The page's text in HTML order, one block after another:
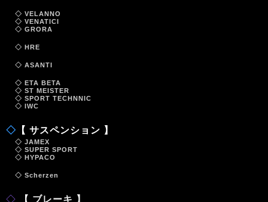
◇ VELANNO
◇ VENATICI
◇ GRORA
◇ HRE
◇ ASANTI
◇ ETA BETA
◇ ST MEISTER
◇ SPORT TECHNNIC
◇ IWC
◇ 【 サスペンション 】
◇ JAMEX
◇ SUPER SPORT
◇ HYPACO
◇ Scherzen
◇ 【 ブレーキ 】